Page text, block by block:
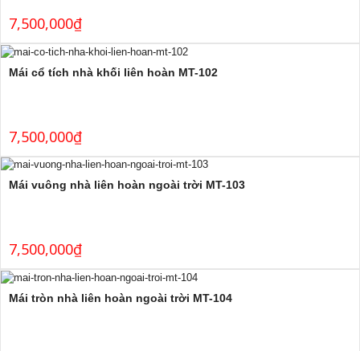
7,500,000₫
Mái cổ tích nhà khối liên hoàn MT-102
7,500,000₫
Mái vuông nhà liên hoàn ngoài trời MT-103
7,500,000₫
Mái tròn nhà liên hoàn ngoài trời MT-104